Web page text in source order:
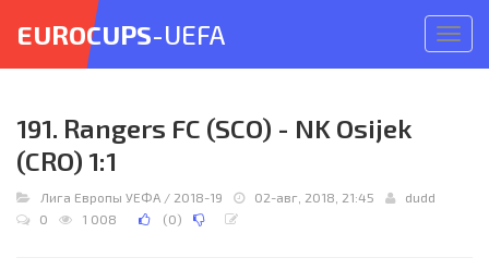
меню
EUROCUPS-UEFA
191. Rangers FC (SCO) - NK Osijek
(CRO) 1:1
Лига Европы УЕФА / 2018-19 02-авг, 2018, 21:45
dudd
0
1 008 (0)